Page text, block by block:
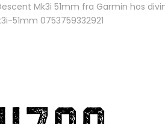
Mk3i 51mm fra Garmin hos
51mm 0753759332921